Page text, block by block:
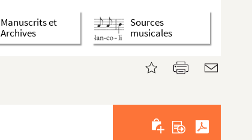
Manuscrits et
Archives
Sources
musicales